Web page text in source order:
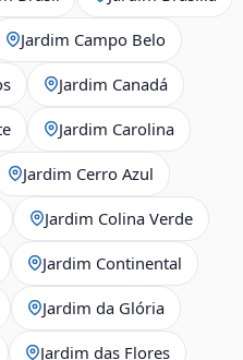
Jardim Campo Belo
Jardim Canadá
Jardim Carolina
Jardim Cerro Azul
Jardim Colina Verde
Jardim Continental
Jardim da Glória
Jardim das Flores